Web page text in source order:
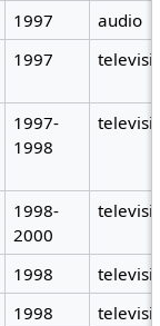
1997
audio
1997
1997-
1998
1998-
2000
1998
1998